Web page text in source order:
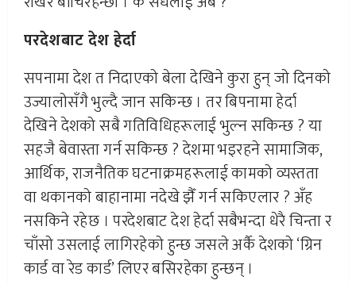
परदेशबाट देश हेर्दा
सपनामा देश त निदाएको बेला देखिने कुरा हुन् जो दिनको
उज्यालोसँगै भुल्दै जान सकिन्छ । तर बिपनामा हेर्दा
देखिने देशको सबै गतिविधिहरूलाई भुल्न सकिन्छ ? या
सहजै बेवास्ता गर्न सकिन्छ ? देशमा भइरहने सामाजिक,
आर्थिक, राजनैतिक घटनाक्रमहरूलाई कामको व्यस्तता
वा थकानको बाहानामा नदेखे झैँ गर्न सकिएलार ? अँह
नसकिने रहेछ । परदेशबाट देश हेर्दा सबैभन्दा धेरै चिन्ता र
चाँसो उसलाई लागिरहेको हुन्छ जसले अर्कै देशको ‘ग्रिन
कार्ड वा रेड कार्ड’ लिएर बसिरहेका हुन्छन् ।